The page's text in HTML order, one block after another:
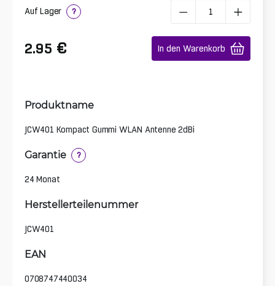
Auf Lager ?
2.95 € In den Warenkorb
Produktname
JCW401 Kompact Gummi WLAN Antenne 2dBi
Garantie ?
24 Monat
Herstellerteilenummer
JCW401
EAN
0708747440034